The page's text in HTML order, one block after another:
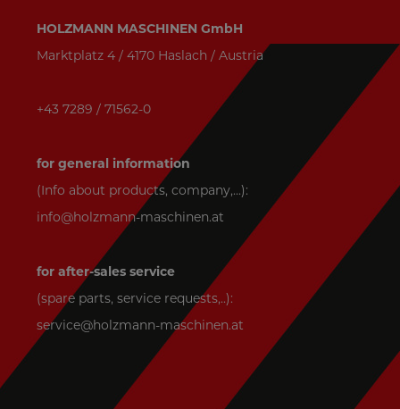
HOLZMANN MASCHINEN GmbH
Marktplatz 4 / 4170 Haslach / Austria
+43 7289 / 71562-0
for general information
(Info about products, company,...):
info@holzmann-maschinen.at
for after-sales service
(spare parts, service requests,..):
service@holzmann-maschinen.at